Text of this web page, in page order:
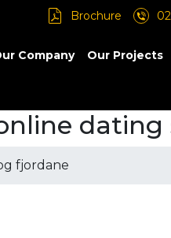
Brochure
Company Our Projects
fjordane